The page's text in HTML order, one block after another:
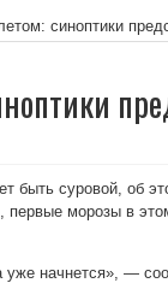
синоптики
быть суровой, об
морозы в
начнется», —